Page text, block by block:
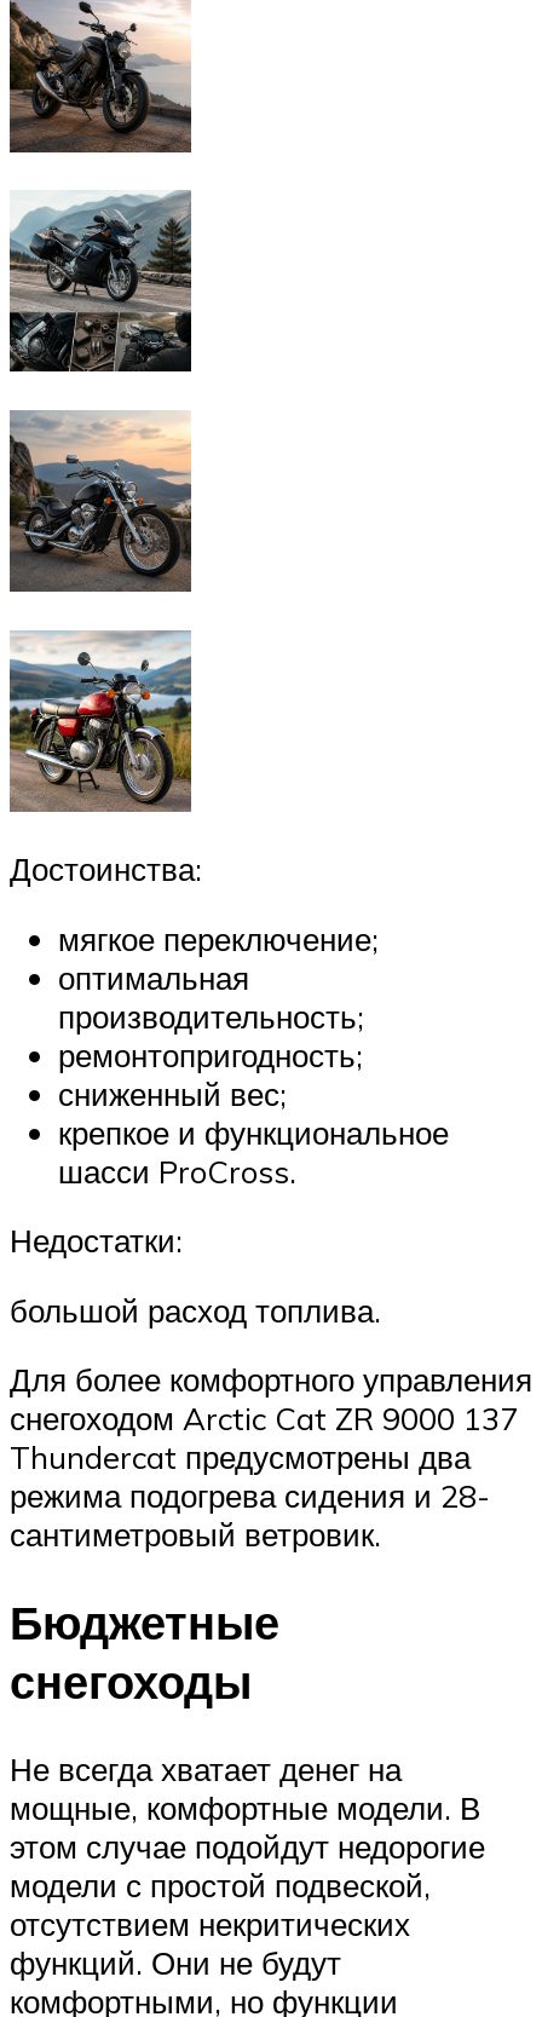
Достоинства:
мягкое переключение;
оптимальная
производительность;
ремонтопригодность;
сниженный вес;
крепкое и функциональное
шасси ProCross.
Недостатки:
большой расход топлива.
Для более комфортного управления
снегоходом Arctic Cat ZR 9000 137
Thundercat предусмотрены два
режима подогрева сидения и 28-
сантиметровый ветровик.
Бюджетные
снегоходы
Не всегда хватает денег на
мощные, комфортные модели. В
этом случае подойдут недорогие
модели с простой подвеской,
отсутствием некритических
функций. Они не будут
комфортными, но функции